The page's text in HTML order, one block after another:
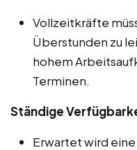
Vollzeitkräfte
Überstunden zu
hohem
Terminen.
Ständige
Erwartet wird